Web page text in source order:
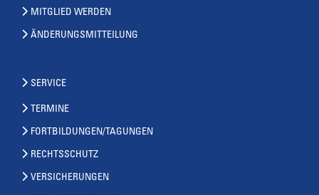
MITGLIED WERDEN
ÄNDERUNGSMITTEILUNG
SERVICE
TERMINE
FORTBILDUNGEN/TAGUNGEN
RECHTSSCHUTZ
VERSICHERUNGEN